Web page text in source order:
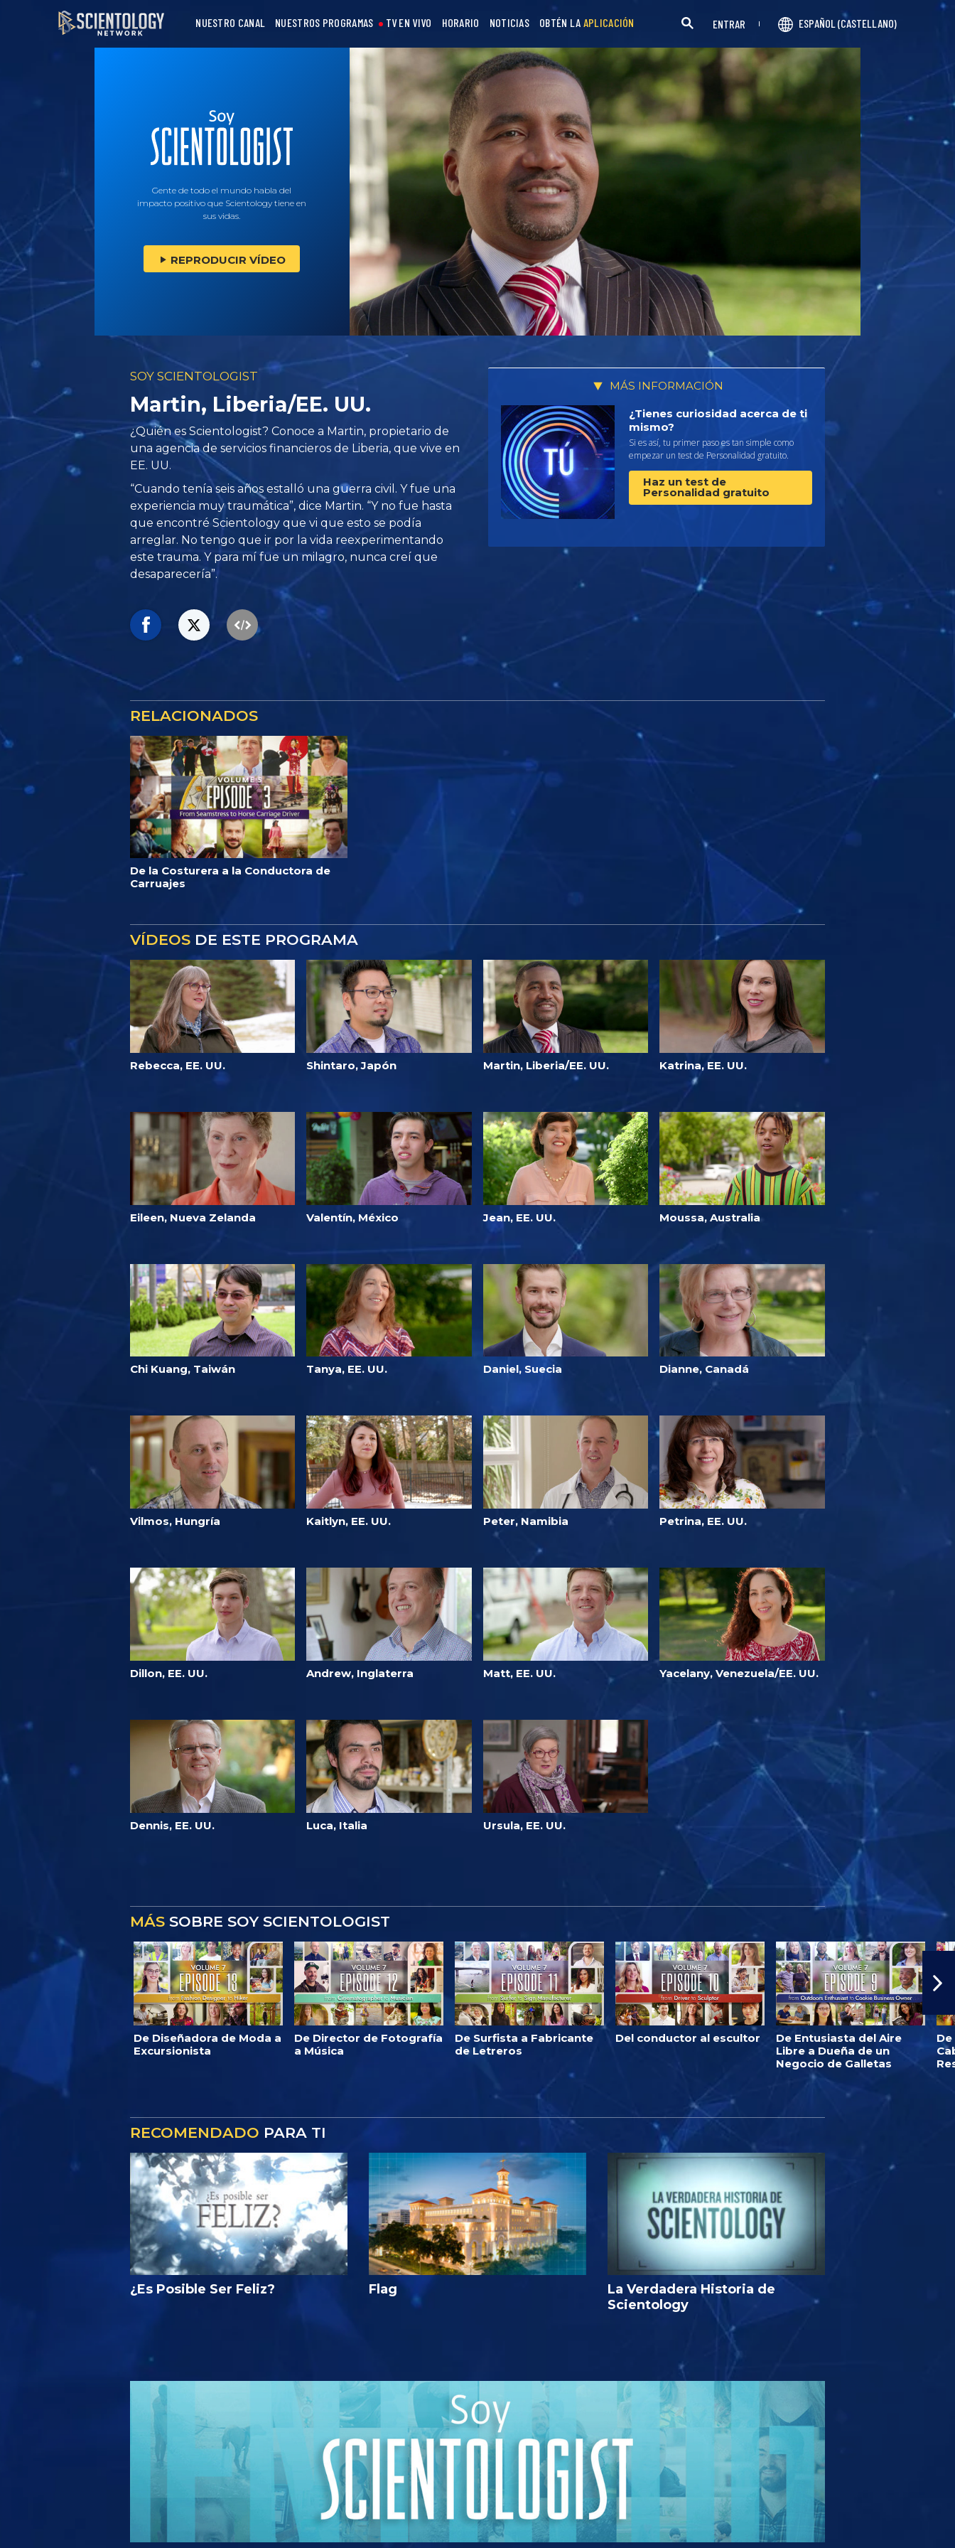
NUESTRO CANAL NUESTROS PROGRAMAS TV EN VIVO HORARIO NOTICIAS OBTÉN LA APLICACIÓN ENTRAR ESPAÑOL (CASTELLANO)
Gente de todo el mundo habla del
impacto positivo que Scientology tiene en
sus vidas.
REPRODUCIR VÍDEO
SOY SCIENTOLOGIST
Martin, Liberia/EE. UU.
¿Quién es Scientologist? Conoce a Martin, propietario de
una agencia de servicios financieros de Liberia, que vive en
EE. UU.
“Cuando tenía seis años estalló una guerra civil. Y fue una
experiencia muy traumática”, dice Martin. “Y no fue hasta
que encontré Scientology que vi que esto se podía
arreglar. No tengo que ir por la vida reexperimentando
este trauma. Y para mí fue un milagro, nunca creí que
desaparecería”.
MÁS INFORMACIÓN
¿Tienes curiosidad acerca de ti
mismo?
Si es así, tu primer paso es tan simple como
empezar un test de Personalidad gratuito.
Haz un test de
Personalidad gratuito
RELACIONADOS
De la Costurera a la Conductora de
Carruajes
VÍDEOS DE ESTE PROGRAMA
Rebecca, EE. UU. Shintaro, Japón Martin, Liberia/EE. UU. Katrina, EE. UU.
Eileen, Nueva Zelanda Valentín, México Jean, EE. UU. Moussa, Australia
Chi Kuang, Taiwán Tanya, EE. UU. Daniel, Suecia Dianne, Canadá
Vilmos, Hungría Kaitlyn, EE. UU. Peter, Namibia Petrina, EE. UU.
Dillon, EE. UU. Andrew, Inglaterra Matt, EE. UU. Yacelany, Venezuela/EE. UU.
Dennis, EE. UU. Luca, Italia Ursula, EE. UU.
MÁS SOBRE SOY SCIENTOLOGIST
De Diseñadora de Moda a
Excursionista
De Director de Fotografía
a Música
De Surfista a Fabricante
de Letreros
Del conductor al escultor
De Entusiasta del Aire
Libre a Dueña de un
Negocio de Galletas
RECOMENDADO PARA TI
¿Es Posible Ser Feliz? Flag
La Verdadera Historia de
Scientology